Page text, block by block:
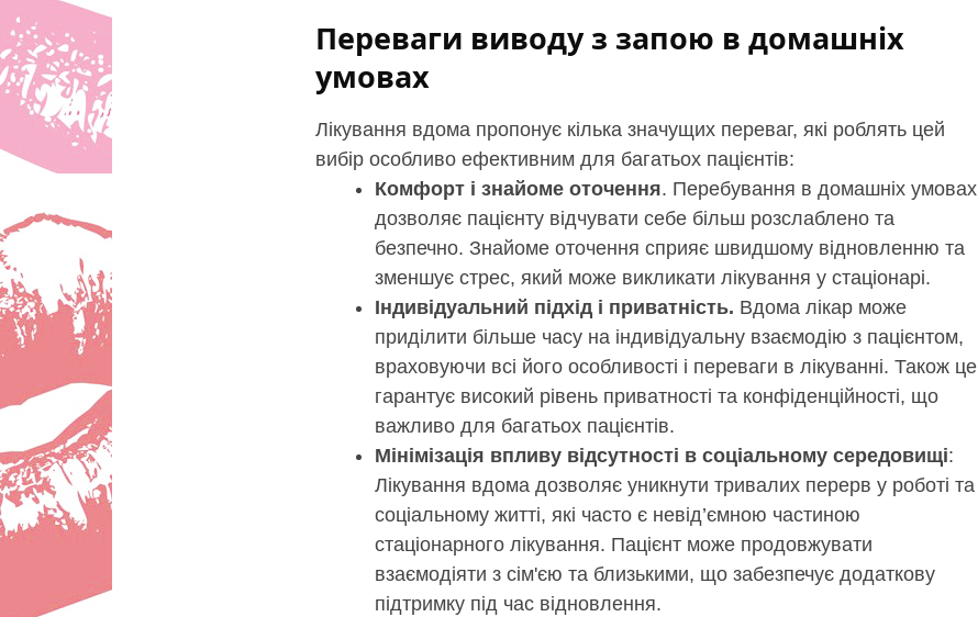
Переваги виводу з запою в домашніх
умовах
Лікування вдома пропонує кілька значущих переваг, які роблять цей
вибір особливо ефективним для багатьох пацієнтів:
Комфорт і знайоме оточення. Перебування в домашніх умовах
дозволяє пацієнту відчувати себе більш розслаблено та
безпечно. Знайоме оточення сприяє швидшому відновленню та
зменшує стрес, який може викликати лікування у стаціонарі.
Індивідуальний підхід і приватність. Вдома лікар може
приділити більше часу на індивідуальну взаємодію з пацієнтом,
враховуючи всі його особливості і переваги в лікуванні. Також це
гарантує високий рівень приватності та конфіденційності, що
важливо для багатьох пацієнтів.
Мінімізація впливу відсутності в соціальному середовищі:
Лікування вдома дозволяє уникнути тривалих перерв у роботі та
соціальному житті, які часто є невід’ємною частиною
стаціонарного лікування. Пацієнт може продовжувати
взаємодіяти з сім'єю та близькими, що забезпечує додаткову
підтримку під час відновлення.